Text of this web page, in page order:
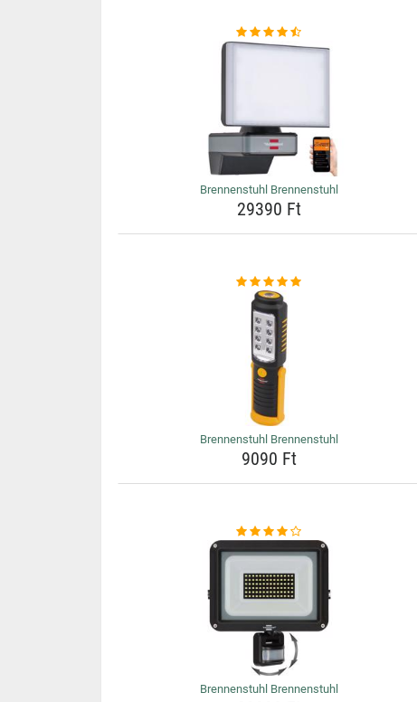
Brennenstuhl Brennenstuhl
29390 Ft
Brennenstuhl Brennenstuhl
9090 Ft
Brennenstuhl Brennenstuhl